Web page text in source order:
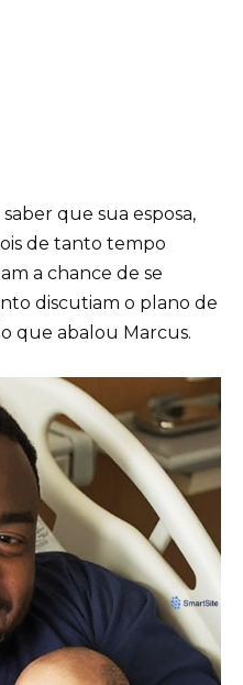
que sua esposa,
de tanto tempo
a chance de se
discutiam o plano de
que abalou Marcus.